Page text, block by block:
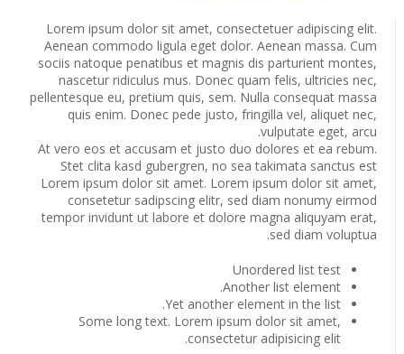
Lorem ipsum dolor sit amet, consectetuer adipiscing elit.
Aenean commodo ligula eget dolor. Aenean massa. Cum
sociis natoque penatibus et magnis dis parturient montes,
nascetur ridiculus mus. Donec quam felis, ultricies nec,
pellentesque eu, pretium quis, sem. Nulla consequat massa
quis enim. Donec pede justo, fringilla vel, aliquet nec,
vulputate eget, arcu.
At vero eos et accusam et justo duo dolores et ea rebum.
Stet clita kasd gubergren, no sea takimata sanctus est
Lorem ipsum dolor sit amet. Lorem ipsum dolor sit amet,
consetetur sadipscing elitr, sed diam nonumy eirmod
tempor invidunt ut labore et dolore magna aliquyam erat,
sed diam voluptua.
Unordered list test
Another list element.
Yet another element in the list.
Some long text. Lorem ipsum dolor sit amet,
consectetur adipisicing elit.